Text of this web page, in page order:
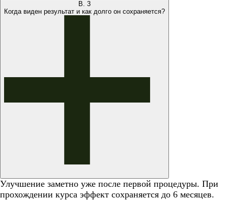
В. 3
Когда виден результат и как долго он сохраняется?
Улучшение заметно уже после первой процедуры. При
прохождении курса эффект сохраняется до 6 месяцев.